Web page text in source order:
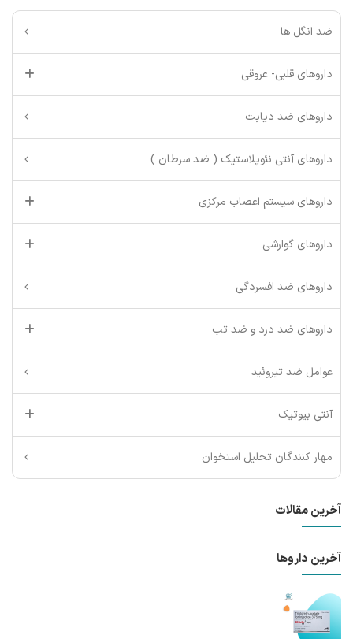
ضد انگل ها
داروهای قلبی- عروقی
داروهای ضد دیابت
داروهای آنتی نئوپلاستیک ( ضد سرطان )
داروهای سیستم اعصاب مرکزی
داروهای گوارشی
داروهای ضد افسردگی
داروهای ضد درد و ضد تب
عوامل ضد تیروئید
آنتی بیوتیک
مهار کنندگان تحلیل استخوان
آخرین مقالات
آخرین داروها